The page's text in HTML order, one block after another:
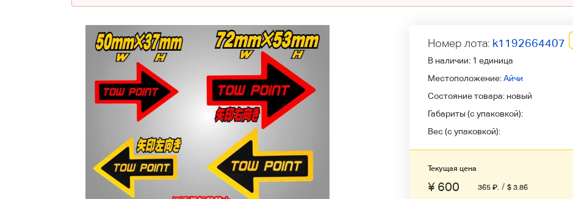
Номер лота: k1192664407
В наличии: 1 единица
Местоположение:Айчи
Состояние товара: новый
Габариты (с упаковкой):
Вес (с упаковкой):
Текущая цена
¥ 600 365 ₽. / $ 3.86